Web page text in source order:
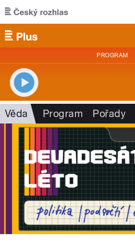
Přejít k hlavnímu obsahu
PROGRAM
Věda Program Pořady